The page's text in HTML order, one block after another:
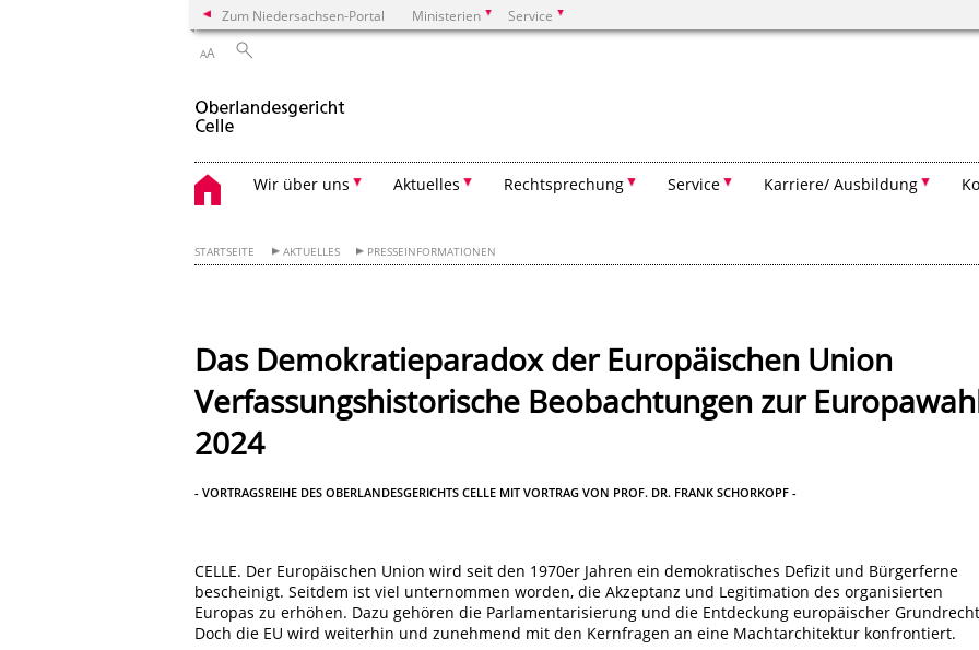
Zum Niedersachsen-Portal Ministerien Service
AA
Wir über uns Aktuelles Rechtsprechung Service Karriere/ Ausbildung
STARTSEITE AKTUELLES PRESSEINFORMATIONEN
Das Demokratieparadox der Europäischen Union
Verfassungshistorische Beobachtungen zur
2024
- VORTRAGSREIHE DES OBERLANDESGERICHTS CELLE MIT VORTRAG VON PROF. DR. FRANK SCHORKOPF -
CELLE. Der Europäischen Union wird seit den 1970er Jahren ein demokratisches Defizit und Bürgerferne
beschei­nigt. Seitdem ist viel unternommen worden, die Ak­zeptanz und Legitimation des organisierten
Europas zu erhöhen. Dazu gehören die Parlamentarisierung und die Entdeckung europäischer
Doch die EU wird weiterhin und zunehmend mit den Kernfragen an eine Machtarchitektur konfron­tiert.